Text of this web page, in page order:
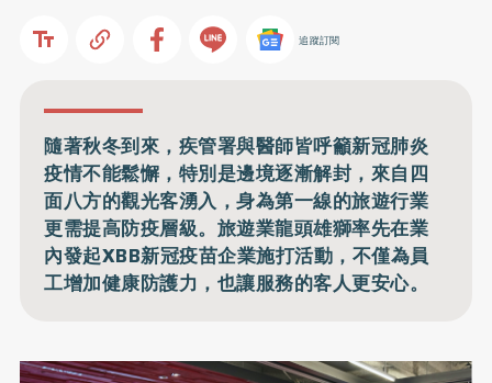
追蹤訂閱
隨著秋冬到來，疾管署與醫師皆呼籲新冠肺炎
疫情不能鬆懈，特別是邊境逐漸解封，來自四
面八方的觀光客湧入，身為第一線的旅遊行業
更需提高防疫層級。旅遊業龍頭雄獅率先在業
內發起XBB新冠疫苗企業施打活動，不僅為員
工增加健康防護力，也讓服務的客人更安心。